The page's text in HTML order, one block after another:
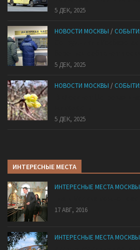
5 ДЕК, 2025
НОВОСТИ МОСКВЫ /
5 ДЕК, 2025
НОВОСТИ МОСКВЫ /
5 ДЕК, 2025
ИНТЕРЕСНЫЕ МЕСТА
ИНТЕРЕСНЫЕ МЕСТА МОСКВЫ
17 АВГ, 2016
ИНТЕРЕСНЫЕ МЕСТА МОСКВЫ